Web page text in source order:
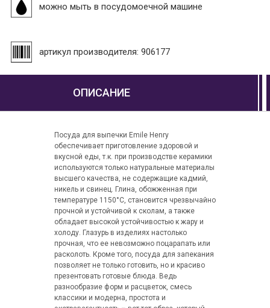
можно мыть в посудомоечной машине
артикул производителя: 906177
ОПИСАНИЕ
Посуда для выпечки Emile Henry
обеспечивает приготовление здоровой и
вкусной еды, т.к. при производстве керамики
используются только натуральные материалы
высшего качества, не содержащие кадмий,
никель и свинец. Глина, обожженная при
температуре 1150°C, становится чрезвычайно
прочной и устойчивой к сколам, а также
обладает высокой устойчивостью к жару и
холоду. Глазурь в изделиях настолько
прочная, что ее невозможно поцарапать или
расколоть. Кроме того, посуда для запекания
позволяет не только готовить, но и красиво
презентовать готовые блюда. Ведь
разнообразие форм и расцветок, смесь
классики и модерна, простота и